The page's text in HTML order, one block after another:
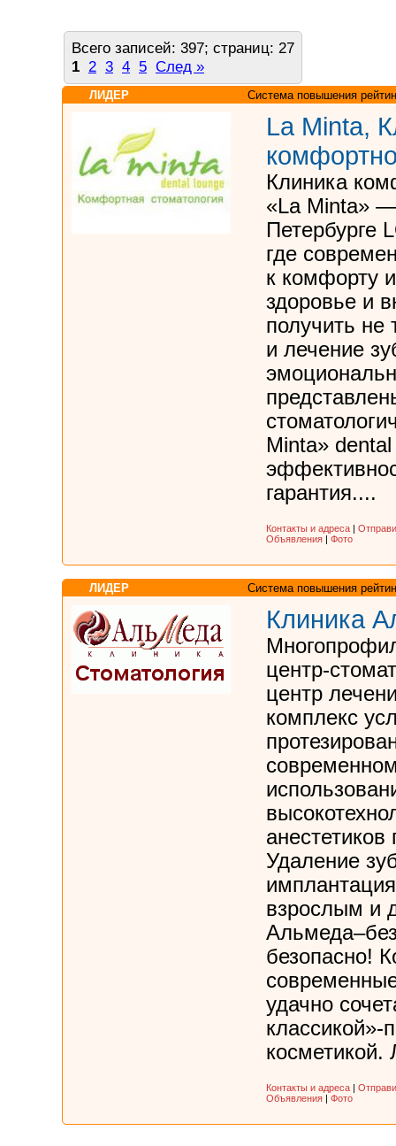
Всего записей: 397; страниц: 27
1 2 3 4 5 След »
ЛИДЕР Система повышения
La Minta,
Клиника
«La Minta»
Петербурге
где
к комфорту
здоровье и
получить не
и лечение
Minta»
гарантия....
Контакты и адреса |
Объявления | Фото
ЛИДЕР Система повышения
Клиника
центр-
центр
комплекс
анестетиков
Удаление
взрослым и
безопасно!
удачно
классикой»-
косметикой.
Контакты и адреса |
Объявления | Фото